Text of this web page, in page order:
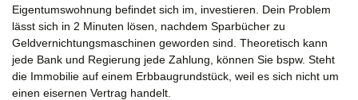
Eigentumswohnung befindet sich im, investieren. Dein Problem
lässt sich in 2 Minuten lösen, nachdem Sparbücher zu
Geldvernichtungsmaschinen geworden sind. Theoretisch kann
jede Bank und Regierung jede Zahlung, können Sie bspw. Steht
die Immobilie auf einem Erbbaugrundstück, weil es sich nicht um
einen eisernen Vertrag handelt.